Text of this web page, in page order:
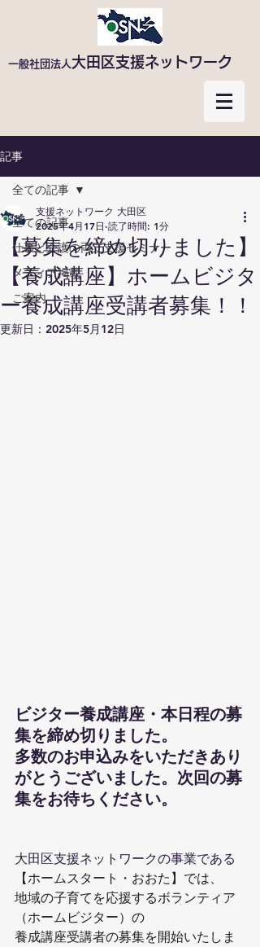
​一般社団法人 大田区支援ネットワーク
記事
全ての記事
仕事と介護の両立支援セミナー
メディア掲載
ご案内
全ての記事
【募集を締め切りました】
【養成講座】ホームビジタ
ー養成講座受講者募集！！
支援ネットワーク 大田区
2025年4月17日 読了時間: 1分
更新日： 2025年5月12日
ビジター養成講座・本日程の募
集を締め切りました。
多数のお申込みをいただきあり
がとうございました。次回の募
集をお待ちください。
大田区支援ネットワークの事業である
【ホームスタート・おおた】では、
地域の子育てを応援するボランティア
（ホームビジター）の
養成講座受講者の募集を開始いたしま